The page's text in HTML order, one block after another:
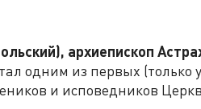
архиепископ
одним из первых (только
и исповедников